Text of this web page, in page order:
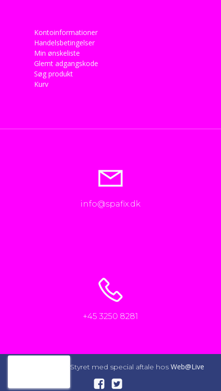
Kontoinformationer
Handelsbetingelser
Min ønskeliste
Glemt adgangskode
Søg produkt
Kurv
info@spafix.dk
+45 3250 8281
© 2026 SpaFix. Styret med special aftale hos Web@Live